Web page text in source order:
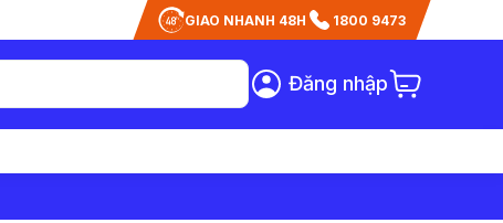
GIAO NHANH 48H 1800 9473
Đăng nhập